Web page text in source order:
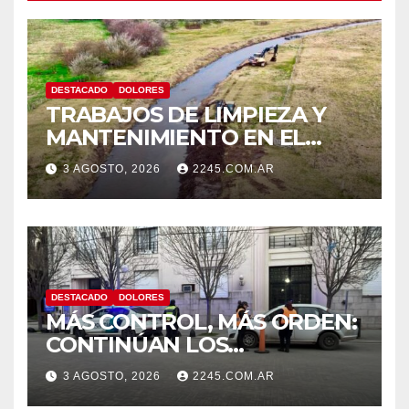
DESTACADO DOLORES
TRABAJOS DE LIMPIEZA Y
MANTENIMIENTO EN EL
CANAL LA PICASA
3 AGOSTO, 2026 2245.COM.AR
DESTACADO DOLORES
MÁS CONTROL, MÁS ORDEN:
CONTINÚAN LOS
OPERATIVOS PREVENTIVOS
DE TRÁNSITO EN DOLORES
3 AGOSTO, 2026 2245.COM.AR